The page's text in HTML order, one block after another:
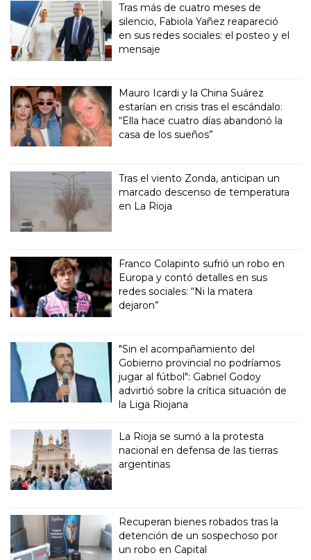
Tras más de cuatro meses de
silencio, Fabiola Yañez reapareció
en sus redes sociales: el posteo y el
mensaje
Mauro Icardi y la China Suárez
estarían en crisis tras el escándalo:
“Ella hace cuatro días abandonó la
casa de los sueños”
Tras el viento Zonda, anticipan un
marcado descenso de temperatura
en La Rioja
Franco Colapinto sufrió un robo en
Europa y contó detalles en sus
redes sociales: “Ni la matera
dejaron”
"Sin el acompañamiento del
Gobierno provincial no podríamos
jugar al fútbol": Gabriel Godoy
advirtió sobre la crítica situación de
la Liga Riojana
La Rioja se sumó a la protesta
nacional en defensa de las tierras
argentinas
Recuperan bienes robados tras la
detención de un sospechoso por
un robo en Capital